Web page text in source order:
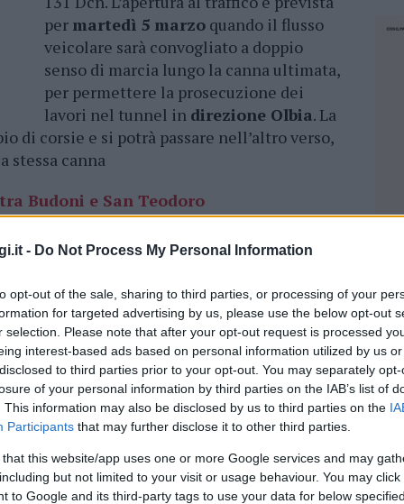
- Do Not Process My Personal Information
opt-out of the sale, sharing to third parties, or processing of your
for targeted advertising by us, please use the below opt-out
selection. Please note that after your opt-out request is processed
interest-based ads based on personal information utilized by us
to third parties prior to your opt-out. You may separately
of your personal information by third parties on the IAB’s list of
This information may also be disclosed by us to third parties on the
Participants that may further disclose it to other third parties.
that this website/app uses one or more Google services and may
but not limited to your visit or usage behaviour. You may
to Google and its third-party tags to use your data for below
per martedì 5 marzo quando il flusso
veicolare sarà convogliato a doppio
senso di marcia lungo la canna ultimata,
per permettere la prosecuzione dei
lavori nel tunnel in direzione Olbia. La
di corsie e si potrà passare nell’altro verso,
stessa canna
Budoni e San Teodoro
strutturale mediante la
galleria per tutta la sua lunghezza (1440
l’istallazione di particolari pannelli isolanti
per impedire infiltrazioni. Negli
interventi di ripristino superficiale dei
delle pareti”.
50 milioni di euro, saranno completati nella
2025. Fanno parte del piano Anas per il
delle gallerie presenti sulla statale 131
maggiori standard di sicurezza e